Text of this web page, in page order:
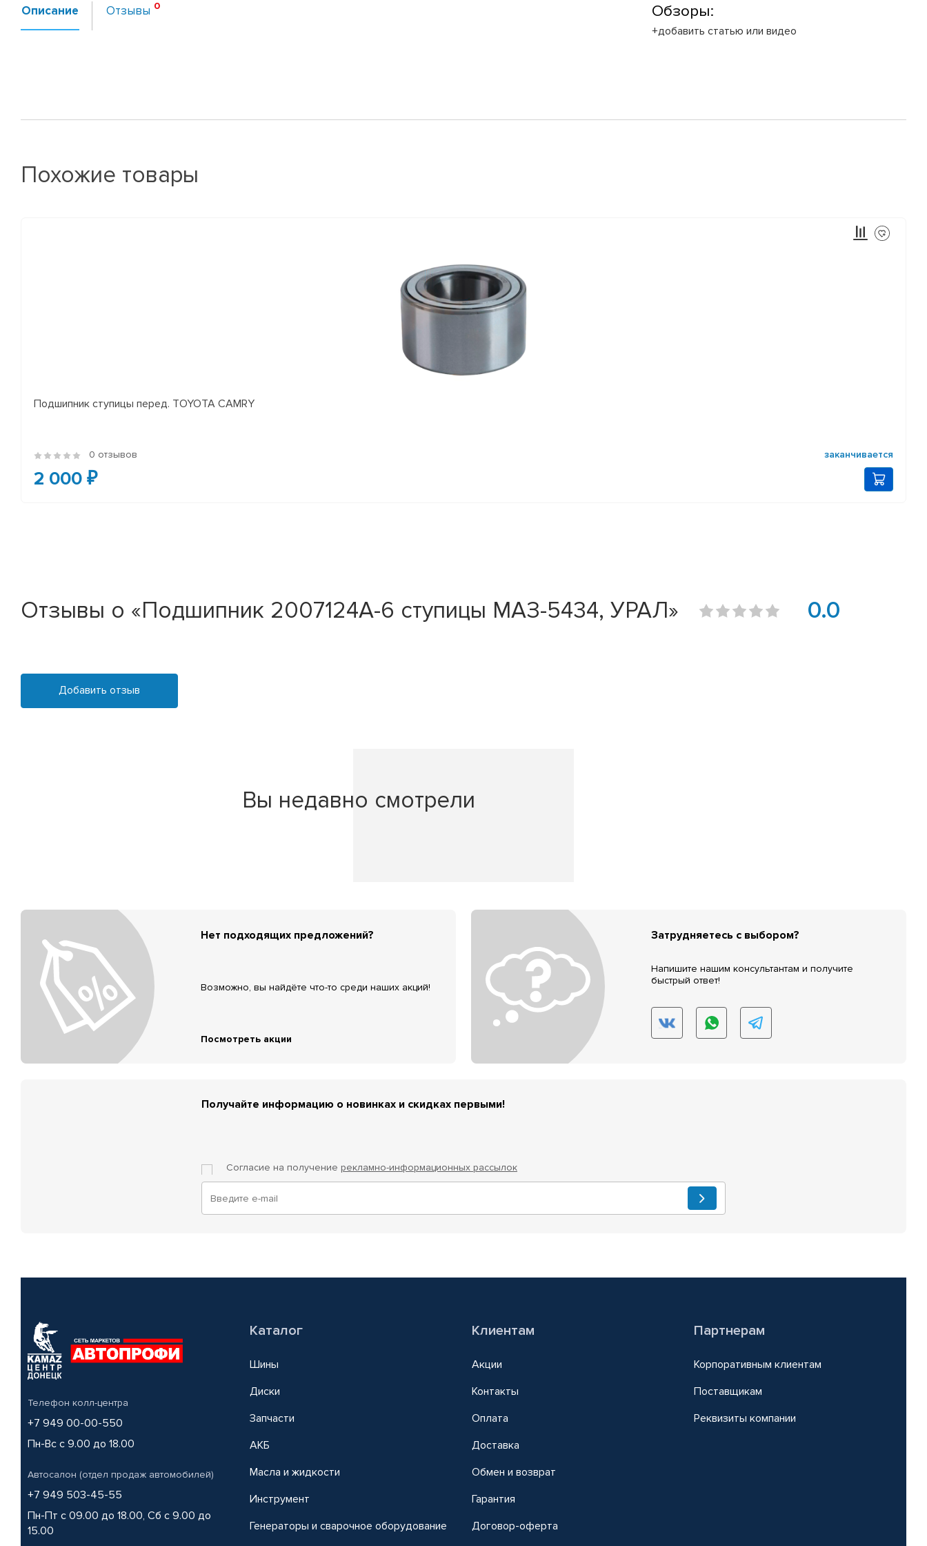
Описание Отзывы Обзоры:
+добавить статью или видео
Похожие товары
Подшипник ступицы перед. TOYOTA CAMRY
0 отзывов заканчивается
2 000 ₽
Отзывы о «Подшипник 2007124А-6 ступицы МАЗ-5434, УРАЛ» 0.0
Добавить отзыв
Вы недавно смотрели
Нет подходящих предложений?
Возможно, вы найдёте что-то среди наших акций!
Посмотреть акции
Затрудняетесь с выбором?
Напишите нашим консультантам и получите
быстрый ответ!
Получайте информацию о новинках и скидках первыми!
Согласие на получение рекламно-информационных рассылок
Телефон колл-центра
+7 949 00-00-550
Пн-Вс с 9.00 до 18.00
Автосалон (отдел продаж автомобилей)
+7 949 503-45-55
Пн-Пт с 09.00 до 18.00, Сб с 9.00 до
15.00
Каталог
Шины
Диски
Запчасти
АКБ
Масла и жидкости
Инструмент
Генераторы и сварочное оборудование
Клиентам
Акции
Контакты
Оплата
Доставка
Обмен и возврат
Гарантия
Договор-оферта
Партнерам
Корпоративным клиентам
Поставщикам
Реквизиты компании